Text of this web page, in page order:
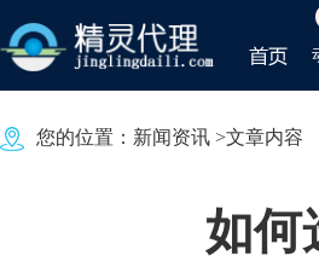
您的位置： 新闻资讯 >文章内容
如何